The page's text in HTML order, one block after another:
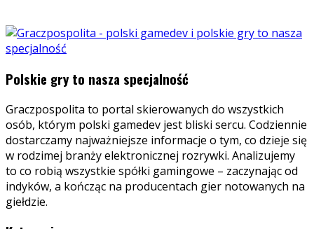
Polskie gry to nasza specjalność
Graczpospolita to portal skierowanych do wszystkich
osób, którym polski gamedev jest bliski sercu. Codziennie
dostarczamy najważniejsze informacje o tym, co dzieje się
w rodzimej branży elektronicznej rozrywki. Analizujemy
to co robią wszystkie spółki gamingowe – zaczynając od
indyków, a kończąc na producentach gier notowanych na
giełdzie.